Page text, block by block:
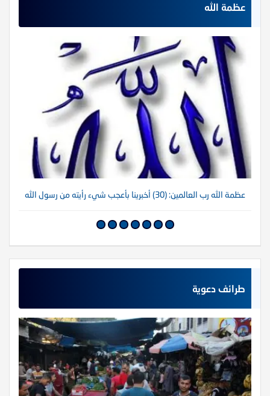
عظمة الله
عظمة الله رب العالمين: (30) أخبرينا بأعجب شيء رأيته من رسول الله
طرائف دعوية